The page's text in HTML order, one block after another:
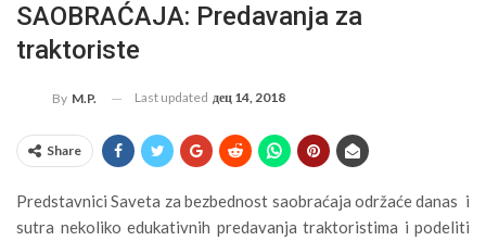
SAOBRAĆAJA: Predavanja za
traktoriste
By M.P. Last updated дец 14, 2018
Share
Predstavnici Saveta za bezbednost saobraćaja održaće danas i
sutra nekoliko edukativnih predavanja traktoristima i podeliti